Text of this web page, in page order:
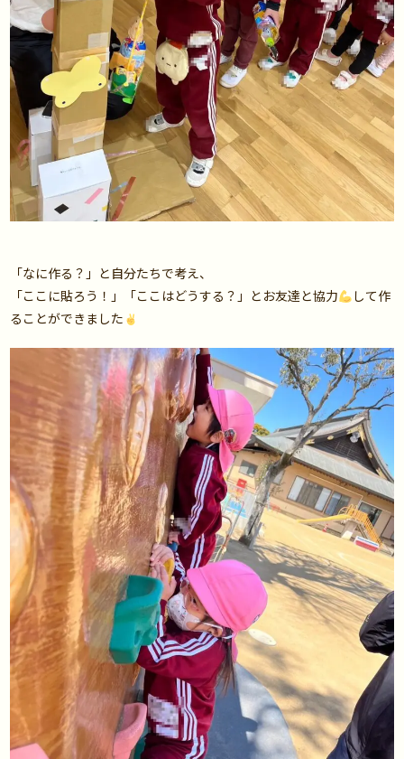
「なに作る？」と自分たちで考え、
「ここに貼ろう！」「ここはどうする？」とお友達と協力
して作
ることができました